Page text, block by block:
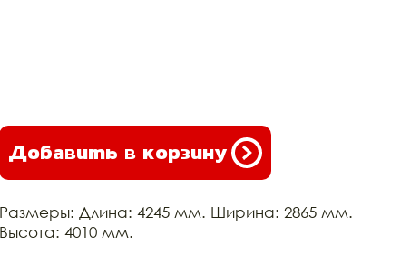
Добавить в корзину
Размеры: Длина: 4245 мм. Ширина: 2865 мм.
Высота: 4010 мм.